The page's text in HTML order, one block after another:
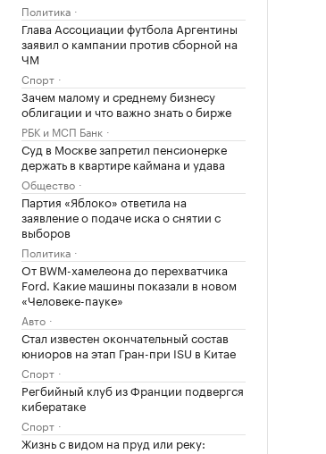
Политика
Глава Ассоциации футбола Аргентины
заявил о кампании против сборной на
ЧМ
Спорт
Зачем малому и среднему бизнесу
облигации и что важно знать о бирже
РБК и МСП Банк
Суд в Москве запретил пенсионерке
держать в квартире каймана и удава
Общество
Партия «Яблоко» ответила на
заявление о подаче иска о снятии с
выборов
Политика
От BWM-хамелеона до перехватчика
Ford. Какие машины показали в новом
«Человеке-пауке»
Авто
Стал известен окончательный состав
юниоров на этап Гран-при ISU в Китае
Спорт
Регбийный клуб из Франции подвергся
кибератаке
Спорт
Жизнь с видом на пруд или реку: